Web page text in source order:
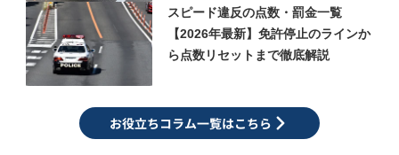
スピード違反の点数・罰金一覧
【2026年最新】免許停止のラインか
ら点数リセットまで徹底解説
お役立ちコラム一覧はこちら